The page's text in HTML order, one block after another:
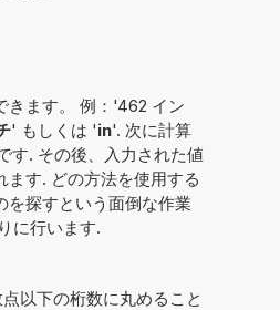
きます。 例：'462 イン
' もしくは 'in'. 次に計算
す. その後、入力された値
す. どの方法を使用する
を探すという面倒な作業
に行います.
以下の桁数に丸めること